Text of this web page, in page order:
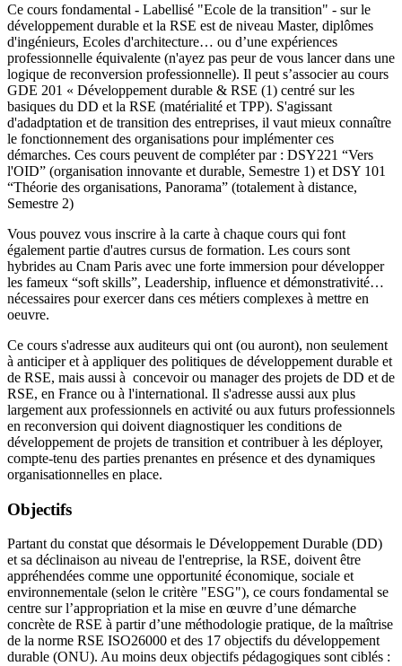
Ce cours fondamental - Labellisé "Ecole de la transition" - sur le
développement durable et la RSE est de niveau Master, diplômes
d'ingénieurs, Ecoles d'architecture… ou d’une expériences
professionnelle équivalente (n'ayez pas peur de vous lancer dans une
logique de reconversion professionnelle). Il peut s’associer au cours
GDE 201 « Développement durable & RSE (1) centré sur les
basiques du DD et la RSE (matérialité et TPP). S'agissant
d'adadptation et de transition des entreprises, il vaut mieux connaître
le fonctionnement des organisations pour implémenter ces
démarches. Ces cours peuvent de compléter par : DSY221 “Vers
l'OID” (organisation innovante et durable, Semestre 1) et DSY 101
“Théorie des organisations, Panorama” (totalement à distance,
Semestre 2)
Vous pouvez vous inscrire à la carte à chaque cours qui font
également partie d'autres cursus de formation. Les cours sont
hybrides au Cnam Paris avec une forte immersion pour développer
les fameux “soft skills”, Leadership, influence et démonstrativité…
nécessaires pour exercer dans ces métiers complexes à mettre en
oeuvre.
Ce cours s'adresse aux auditeurs qui ont (ou auront), non seulement
à anticiper et à appliquer des politiques de développement durable et
de RSE, mais aussi à concevoir ou manager des projets de DD et de
RSE, en France ou à l'international. Il s'adresse aussi aux plus
largement aux professionnels en activité ou aux futurs professionnels
en reconversion qui doivent diagnostiquer les conditions de
développement de projets de transition et contribuer à les déployer,
compte-tenu des parties prenantes en présence et des dynamiques
organisationnelles en place.
Objectifs
Partant du constat que désormais le Développement Durable (DD)
et sa déclinaison au niveau de l'entreprise, la RSE, doivent être
appréhendées comme une opportunité économique, sociale et
environnementale (selon le critère "ESG"), ce cours fondamental se
centre sur l’appropriation et la mise en œuvre d’une démarche
concrète de RSE à partir d’une méthodologie pratique, de la maîtrise
de la norme RSE ISO26000 et des 17 objectifs du développement
durable (ONU). Au moins deux objectifs pédagogiques sont ciblés :